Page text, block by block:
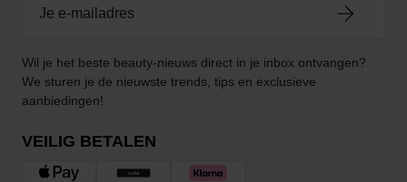
Wil je het beste beauty-nieuws direct in je inbox ontvangen?
We sturen je de nieuwste trends, tips en exclusieve
aanbiedingen!
VEILIG BETALEN